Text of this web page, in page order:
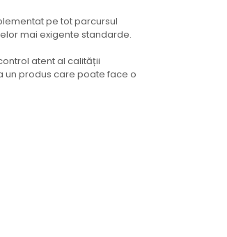
pe tot parcursul
mai exigente standarde.
atent al calității
un produs care poate face o